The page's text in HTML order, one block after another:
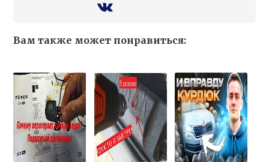
Вам также может понравиться: